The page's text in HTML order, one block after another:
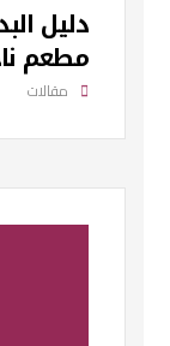
دليل
مطعم
مقالات